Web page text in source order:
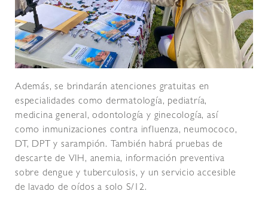
Además, se brindarán atenciones gratuitas en
especialidades como dermatología, pediatría,
medicina general, odontología y ginecología, así
como inmunizaciones contra influenza, neumococo,
DT, DPT y sarampión. También habrá pruebas de
descarte de VIH, anemia, información preventiva
sobre dengue y tuberculosis, y un servicio accesible
de lavado de oídos a solo S/12.